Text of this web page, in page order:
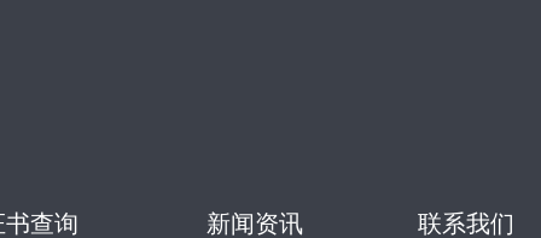
书查询 新闻资讯 联系我们